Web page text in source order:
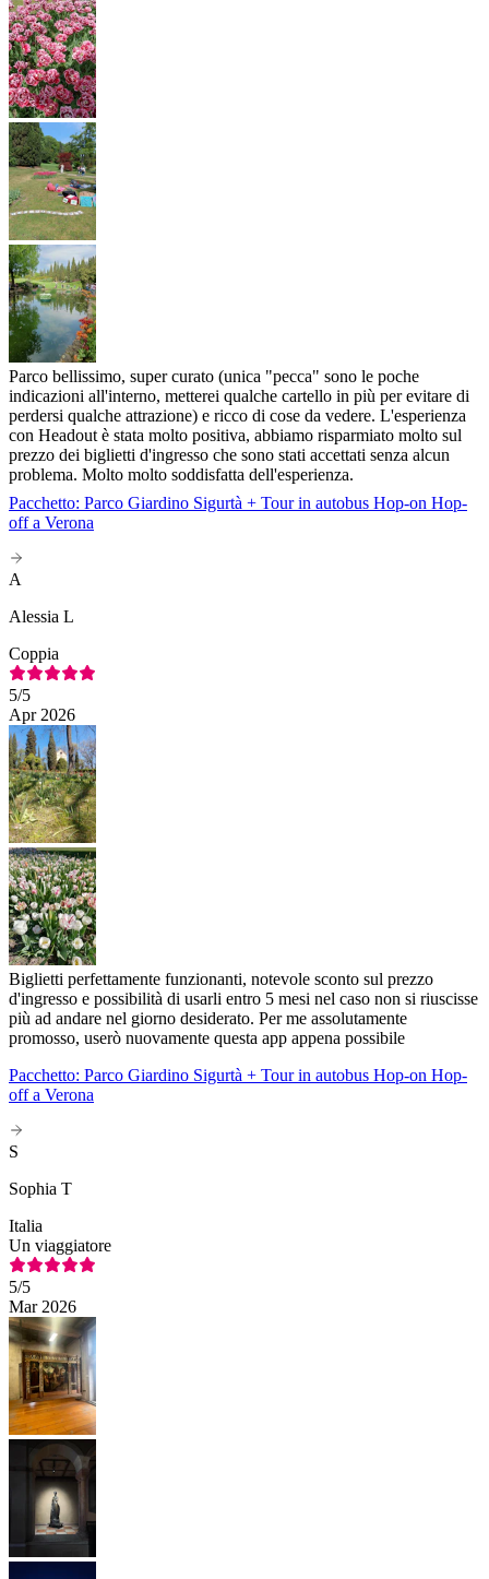
Parco bellissimo, super curato (unica "pecca" sono le poche
indicazioni all'interno, metterei qualche cartello in più per evitare di
perdersi qualche attrazione) e ricco di cose da vedere. L'esperienza
con Headout è stata molto positiva, abbiamo risparmiato molto sul
prezzo dei biglietti d'ingresso che sono stati accettati senza alcun
problema. Molto molto soddisfatta dell'esperienza.
Pacchetto: Parco Giardino Sigurtà + Tour in autobus Hop-on Hop-
off a Verona
A
Alessia L
Coppia
5/5
Apr 2026
Biglietti perfettamente funzionanti, notevole sconto sul prezzo
d'ingresso e possibilità di usarli entro 5 mesi nel caso non si riuscisse
più ad andare nel giorno desiderato. Per me assolutamente
promosso, userò nuovamente questa app appena possibile
Pacchetto: Parco Giardino Sigurtà + Tour in autobus Hop-on Hop-
off a Verona
S
Sophia T
Italia
Un viaggiatore
5/5
Mar 2026